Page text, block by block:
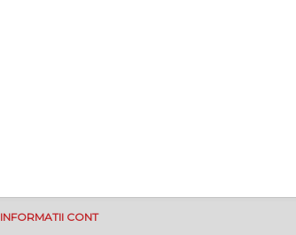
INFORMATII CONT